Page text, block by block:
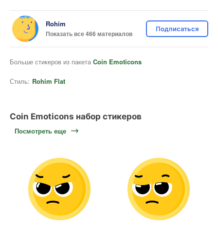
Rohim
Показать все 466 материалов
Подписаться
Больше стикеров из пакета Coin Emoticons
Стиль: Rohim Flat
Coin Emoticons набор стикеров
Посмотреть еще